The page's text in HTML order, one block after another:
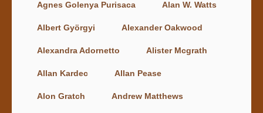
Agnes Golenya Purisaca Alan W. Watts
Albert Györgyi Alexander Oakwood
Alexandra Adornetto Alister Mcgrath
Allan Kardec Allan Pease
Alon Gratch Andrew Matthews